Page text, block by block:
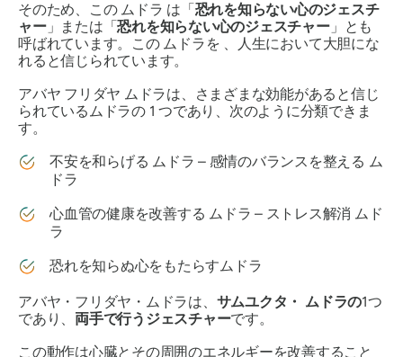
そのため、この ムドラ は「恐れを知らない心のジェスチ
ャー」または「恐れを知らない心のジェスチャー」とも
呼ばれています。この ムドラを 、人生において大胆にな
れると信じられています。
アバヤ フリダヤ ムドラは、さまざまな効能があると信じ
られているムドラの 1 つであり、次のように分類できま
す。
不安を和らげる ムドラ – 感情のバランスを整える ム
ドラ
心血管の健康を改善する ムドラ – ストレス解消 ムド
ラ
恐れを知らぬ心をもたらすムドラ
アバヤ・フリダヤ・ムドラは、 サムユクタ・ ムドラの1つ
であり、 両手で行うジェスチャーです。
この動作は心臓とその周囲のエネルギーを改善すること